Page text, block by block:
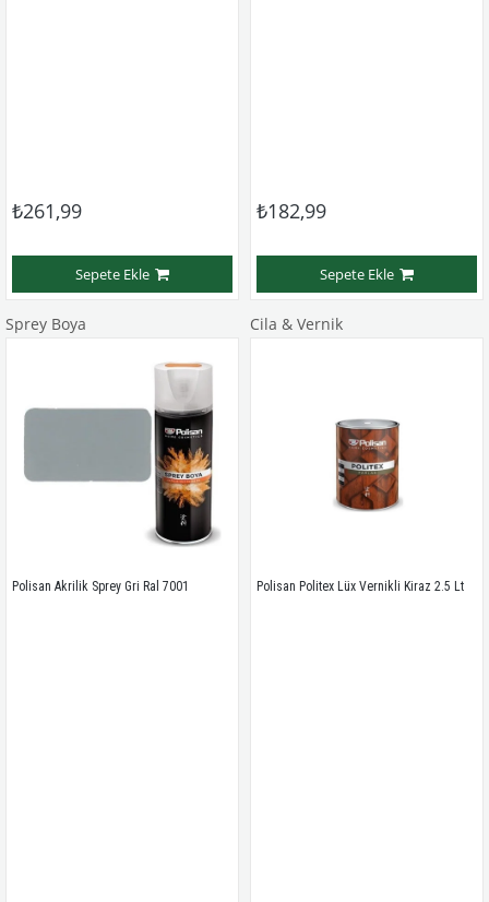
₺261,99
Sepete Ekle
₺182,99
Sepete Ekle
Sprey Boya
Polisan Akrilik Sprey Gri Ral 7001
Cila & Vernik
Polisan Politex Lüx Vernikli Kiraz 2.5 Lt